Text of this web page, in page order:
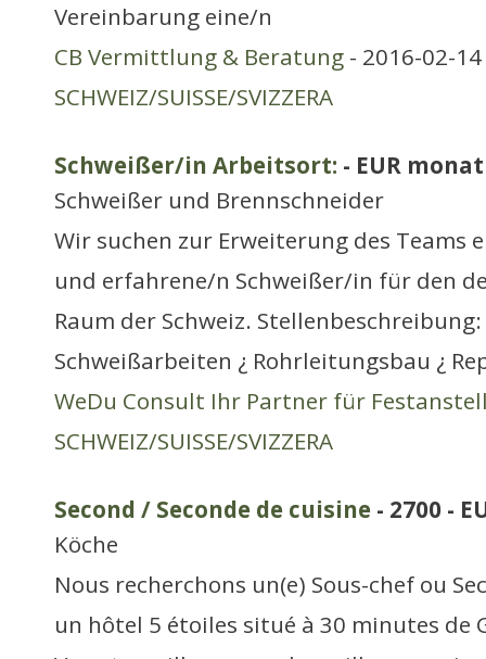
Vereinbarung eine/n
CB Vermittlung & Beratung - 2016-02-
SCHWEIZ/SUISSE/SVIZZERA
Schweißer/in Arbeitsort: - EUR
Schweißer und Brennschneider
Wir suchen zur Erweiterung des Teams
und erfahrene/n Schweißer/in für den
Raum der Schweiz. Stellenbeschreibung:
Schweißarbeiten ¿ Rohrleitungsbau ¿
WeDu Consult Ihr Partner für
SCHWEIZ/SUISSE/SVIZZERA
Second / Seconde de cuisine - 2700 -
Köche
Nous recherchons un(e) Sous-chef ou
un hôtel 5 étoiles situé à 30 minutes de